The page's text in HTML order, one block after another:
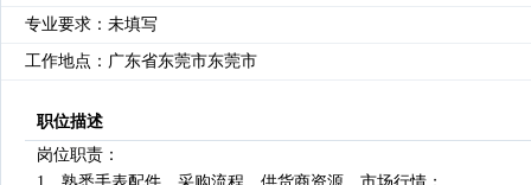
专业要求：未填写
工作地点：广东省东莞市东莞市
职位描述
岗位职责：